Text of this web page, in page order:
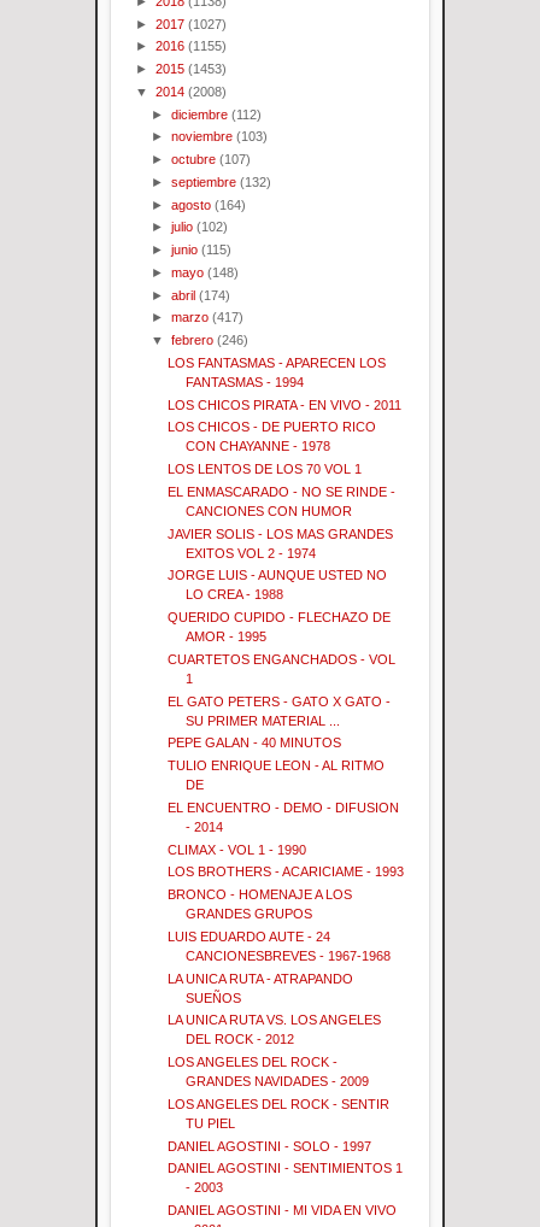
► 2017 (1027)
► 2016 (1155)
► 2015 (1453)
▼ 2014 (2008)
►diciembre (112)
►noviembre (103)
►octubre (107)
►septiembre (132)
►agosto (164)
►julio (102)
►junio (115)
►mayo (148)
►abril (174)
►marzo (417)
▼febrero (246)
LOS FANTASMAS - APARECEN LOS
FANTASMAS - 1994
LOS CHICOS PIRATA - EN VIVO - 2011
LOS CHICOS - DE PUERTO RICO
CON CHAYANNE - 1978
LOS LENTOS DE LOS 70 VOL 1
EL ENMASCARADO - NO SE RINDE -
CANCIONES CON HUMOR
JAVIER SOLIS - LOS MAS GRANDES
EXITOS VOL 2 - 1974
JORGE LUIS - AUNQUE USTED NO
LO CREA - 1988
QUERIDO CUPIDO - FLECHAZO DE
AMOR - 1995
CUARTETOS ENGANCHADOS - VOL
1
EL GATO PETERS - GATO X GATO -
SU PRIMER MATERIAL ...
PEPE GALAN - 40 MINUTOS
TULIO ENRIQUE LEON - AL RITMO
DE
EL ENCUENTRO - DEMO - DIFUSION
- 2014
CLIMAX - VOL 1 - 1990
LOS BROTHERS - ACARICIAME - 1993
BRONCO - HOMENAJE A LOS
GRANDES GRUPOS
LUIS EDUARDO AUTE - 24
CANCIONESBREVES - 1967-1968
LA UNICA RUTA - ATRAPANDO
SUEÑOS
LA UNICA RUTA VS. LOS ANGELES
DEL ROCK - 2012
LOS ANGELES DEL ROCK -
GRANDES NAVIDADES - 2009
LOS ANGELES DEL ROCK - SENTIR
TU PIEL
DANIEL AGOSTINI - SOLO - 1997
DANIEL AGOSTINI - SENTIMIENTOS 1
- 2003
DANIEL AGOSTINI - MI VIDA EN VIVO